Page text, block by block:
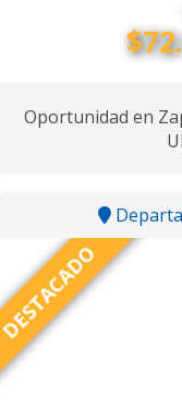
Oportunidad en